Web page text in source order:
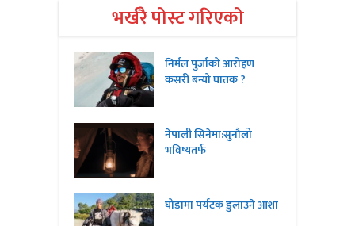
भर्खरै पोस्ट गरिएको
निर्मल पुर्जाको आरोहण
कसरी बन्यो घातक ?
नेपाली सिनेमा:सुनौलो
भविष्यतर्फ
घोडामा पर्यटक डुलाउने आशा